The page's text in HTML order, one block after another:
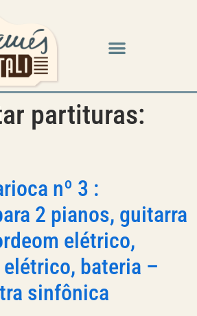
partituras:
nº 3 :
2 pianos, guitarra
elétrico,
bateria –
sinfônica